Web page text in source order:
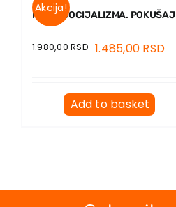
Akcija!
IDEJA SOCIJALIZMA.
1.980,00RSD 1.485,00 RSD
Add to basket